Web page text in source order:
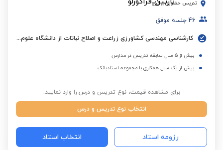
تدریس حضوری - کرج
46 جلسه موفق
کارشناسی مهندسی کشاورزی زراعت و اصلاح نباتات از دانشگاه علوم کشاورزی و منابع طبیعی ساری
بیش از 5 سال سابقه تدریس در مدارس
بیش از یک سال همکاری با مجموعه استادبانک
برای مشاهده قیمت، نوع تدریس و درس را وارد نمایید:
انتخاب نوع تدریس و درس
رزومه استاد انتخاب استاد